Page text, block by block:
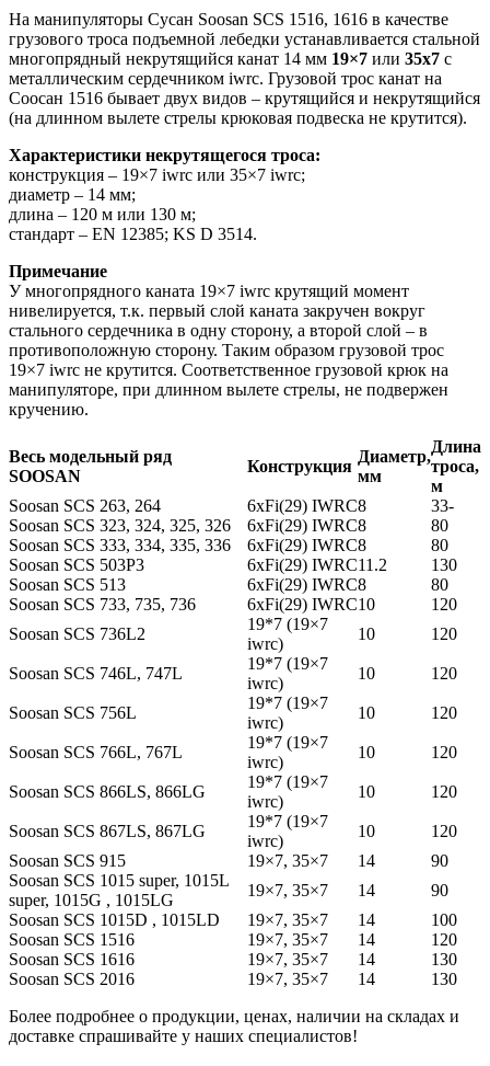
На манипуляторы Сусан Soosan SCS 1516, 1616 в качестве
грузового троса подъемной лебедки устанавливается стальной
многопрядный некрутящийся канат 14 мм 19×7 или 35х7 с
металлическим сердечником iwrc. Грузовой трос канат на
Соосан 1516 бывает двух видов – крутящийся и некрутящийся
(на длинном вылете стрелы крюковая подвеска не крутится).
Характеристики некрутящегося троса:
конструкция – 19×7 iwrc или 35×7 iwrc;
диаметр – 14 мм;
длина – 120 м или 130 м;
стандарт – EN 12385; KS D 3514.
Примечание
У многопрядного каната 19×7 iwrc крутящий момент
нивелируется, т.к. первый слой каната закручен вокруг
стального сердечника в одну сторону, а второй слой – в
противоположную сторону. Таким образом грузовой трос
19×7 iwrc не крутится. Соответственное грузовой крюк на
манипуляторе, при длинном вылете стрелы, не подвержен
кручению.
Весь модельный ряд
SOOSAN
Конструкция
Диаметр,
мм
Длина
троса,
м
Soosan SCS 263, 264
6xFi(29) IWRC8
33-
Soosan SCS 323, 324, 325, 326
6xFi(29) IWRC8
80
Soosan SCS 333, 334, 335, 336
6xFi(29) IWRC8
80
Soosan SCS 503P3
6xFi(29) IWRC11.2
130
Soosan SCS 513
6xFi(29) IWRC8
80
Soosan SCS 733, 735, 736
6xFi(29) IWRC10
120
Soosan SCS 736L2
19*7 (19×7
iwrc)
10 120
Soosan SCS 746L, 747L
19*7 (19×7
iwrc)
10 120
Soosan SCS 756L
19*7 (19×7
iwrc)
10 120
Soosan SCS 766L, 767L
19*7 (19×7
iwrc)
10 120
Soosan SCS 866LS, 866LG
19*7 (19×7
iwrc)
10 120
Soosan SCS 867LS, 867LG
19*7 (19×7
iwrc)
10
120
Soosan SCS 915
19×7, 35×7 14
90
Soosan SCS 1015 super, 1015L
super, 1015G , 1015LG
19×7, 35×7 14
90
Soosan SCS 1015D , 1015LD
19×7, 35×7 14
100
Soosan SCS 1516
19×7, 35×7 14
120
Soosan SCS 1616
19×7, 35×7 14
130
Soosan SCS 2016
19×7, 35×7 14
130
Более подробнее о продукции, ценах, наличии на складах и
доставке спрашивайте у наших специалистов!